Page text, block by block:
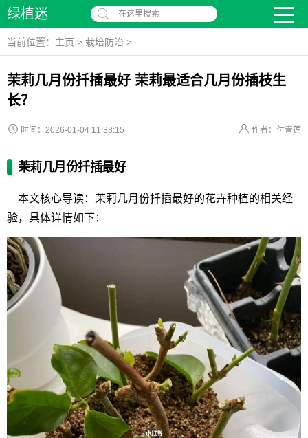
绿植迷 在这里搜索
当前位置： 主页 > 栽培防治 >
茉莉几月份扦插最好 茉莉最适合几月份插枝生
长？
时间：2026-01-04 11:38:15 作者：付青莲
茉莉几月份扦插最好
本文核心导读：茉莉几月份扦插最好的花卉种植的相关经
验，具体详情如下：